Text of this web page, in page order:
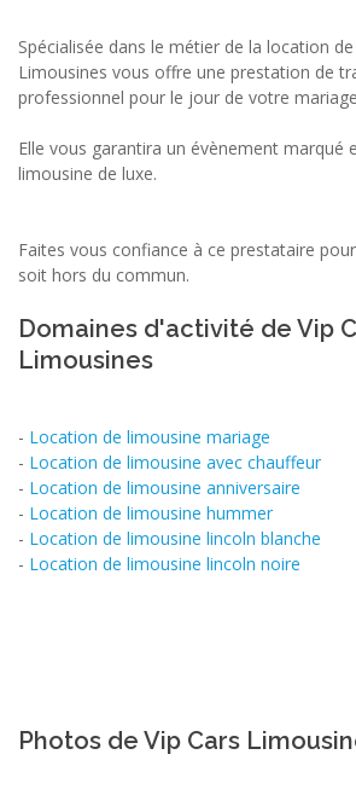
Spécialisée dans le métier de la location
Limousines vous offre une prestation de
professionnel pour le jour de votre
Elle vous garantira un évènement marqué
limousine de luxe.
Faites vous confiance à ce prestataire
soit hors du commun.
Domaines d'activité de Vip
Limousines
- Location de limousine mariage
- Location de limousine avec chauffeur
- Location de limousine anniversaire
- Location de limousine hummer
- Location de limousine lincoln blanche
- Location de limousine lincoln noire
Photos de Vip Cars